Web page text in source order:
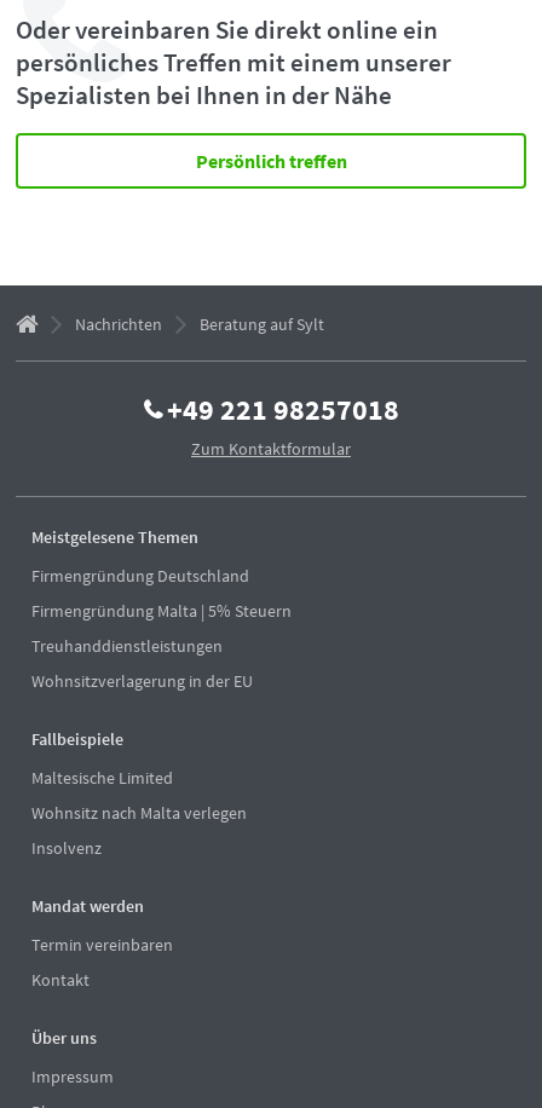
Oder vereinbaren Sie direkt online ein
persönliches Treffen mit einem unserer
Spezialisten bei Ihnen in der Nähe
Persönlich treffen
Nachrichten Beratung auf Sylt
+49 221 98257018
Zum Kontaktformular
Meistgelesene Themen
Firmengründung Deutschland
Firmengründung Malta | 5% Steuern
Treuhanddienstleistungen
Wohnsitzverlagerung in der EU
Fallbeispiele
Maltesische Limited
Wohnsitz nach Malta verlegen
Insolvenz
Mandat werden
Termin vereinbaren
Kontakt
Über uns
Impressum